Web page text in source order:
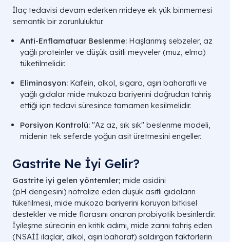
İlaç tedavisi devam ederken mideye ek yük binmemesi
semantik bir zorunluluktur.
Anti-Enflamatuar Beslenme: Haşlanmış sebzeler, az
yağlı proteinler ve düşük asitli meyveler (muz, elma)
tüketilmelidir.
Eliminasyon: Kafein, alkol, sigara, aşırı baharatlı ve
yağlı gıdalar mide mukoza bariyerini doğrudan tahriş
ettiği için tedavi süresince tamamen kesilmelidir.
Porsiyon Kontrolü: "Az az, sık sık" beslenme modeli,
midenin tek seferde yoğun asit üretmesini engeller.
Gastrite Ne İyi Gelir?
Gastrite iyi gelen yöntemler; mide asidini
(pH dengesini) nötralize eden düşük asitli gıdaların
tüketilmesi, mide mukoza bariyerini koruyan bitkisel
destekler ve mide florasını onaran probiyotik besinlerdir.
İyileşme sürecinin en kritik adımı, mide zarını tahriş eden
(NSAİİ ilaçlar, alkol, aşırı baharat) saldırgan faktörlerin